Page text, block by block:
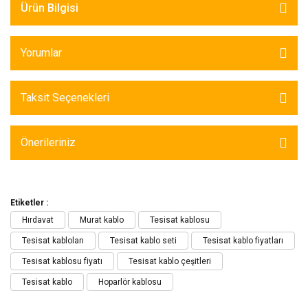
Ürün Bilgisi
Yorumlar
Taksit Seçenekleri
Önerileriniz
Etiketler :
Hırdavat
Murat kablo Tesisat kablosu
Tesisat kabloları Tesisat kablo seti Tesisat kablo fiyatları
Tesisat kablosu fiyatı Tesisat kablo çeşitleri
Tesisat kablo Hoparlör kablosu